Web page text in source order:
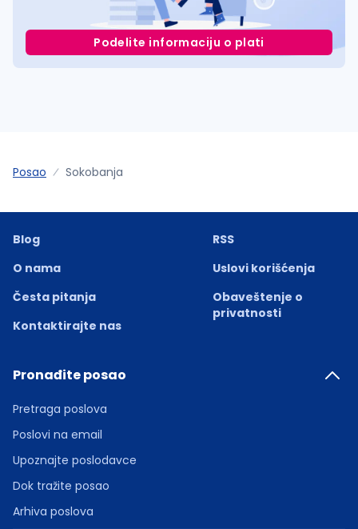
Podelite informaciju o plati
Posao Sokobanja
Blog
O nama
Česta pitanja
Kontaktirajte nas
RSS
Uslovi korišćenja
Obaveštenje o
privatnosti
Pronađite posao
Pretraga poslova
Poslovi na email
Upoznajte poslodavce
Dok tražite posao
Arhiva poslova